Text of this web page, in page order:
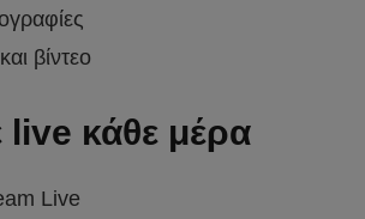
βίντεο
live κάθε μέρα
Live